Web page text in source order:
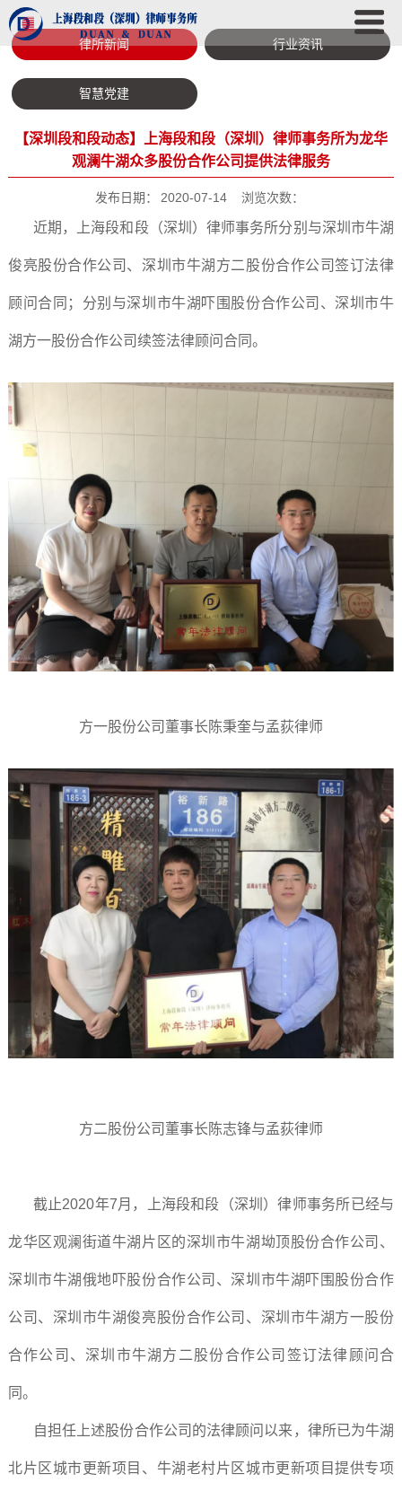
律所新闻 行业资讯
智慧党建
【深圳段和段动态】上海段和段（深圳）律师事务所为龙华
观澜牛湖众多股份合作公司提供法律服务
发布日期： 2020-07-14 浏览次数：
近期，上海段和段（深圳）律师事务所分别与深圳市牛湖
俊亮股份合作公司、深圳市牛湖方二股份合作公司签订法律
顾问合同；分别与深圳市牛湖吓围股份合作公司、深圳市牛
湖方一股份合作公司续签法律顾问合同。
方一股份公司董事长陈秉奎与孟荻律师
方二股份公司董事长陈志锋与孟荻律师
截止2020年7月，上海段和段（深圳）律师事务所已经与
龙华区观澜街道牛湖片区的深圳市牛湖坳顶股份合作公司、
深圳市牛湖俄地吓股份合作公司、深圳市牛湖吓围股份合作
公司、深圳市牛湖俊亮股份合作公司、深圳市牛湖方一股份
合作公司、深圳市牛湖方二股份合作公司签订法律顾问合
同。
自担任上述股份合作公司的法律顾问以来，律所已为牛湖
北片区城市更新项目、牛湖老村片区城市更新项目提供专项